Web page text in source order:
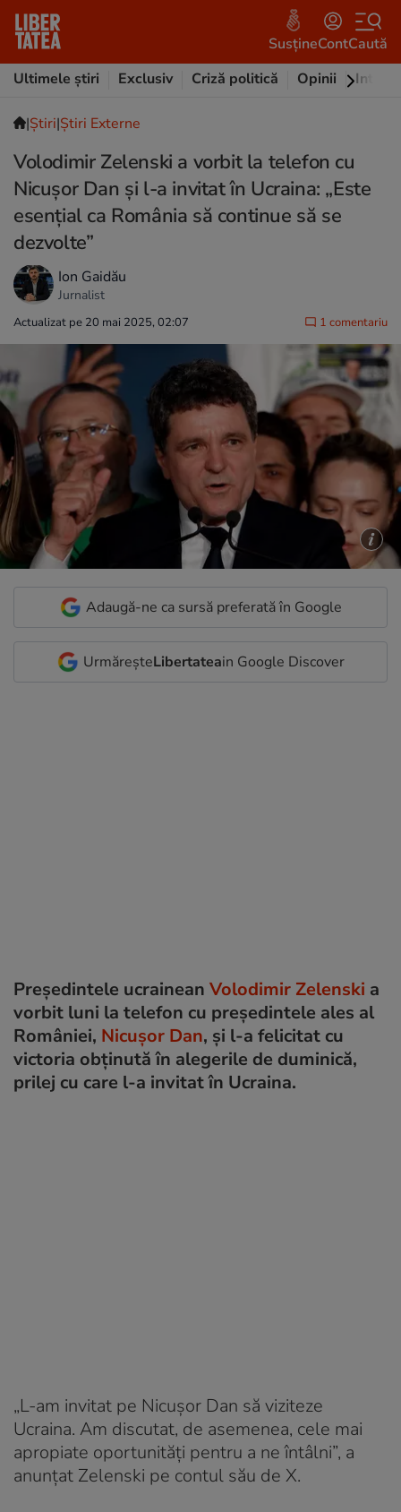
SusțineContCaută
Ultimele știri
Exclusiv Criză politică Opinii
|Ştiri|Știri Externe
Volodimir Zelenski a vorbit la telefon cu
Nicușor Dan și l-a invitat în Ucraina: „Este
esențial ca România să continue să se
dezvolte”
Ion Gaidău
Jurnalist
Actualizat pe 20 mai 2025, 02:07 1 comentariu
Adaugă-ne ca sursă preferată în Google
UrmăreșteLibertateain Google Discover
Președintele ucrainean Volodimir Zelenski a
vorbit luni la telefon cu președintele ales al
României, Nicușor Dan, și l-a felicitat cu
victoria obținută în alegerile de duminică,
prilej cu care l-a invitat în Ucraina.
„L-am invitat pe Nicușor Dan să viziteze
Ucraina. Am discutat, de asemenea, cele mai
apropiate oportunități pentru a ne întâlni”, a
anunțat Zelenski pe contul său de X.